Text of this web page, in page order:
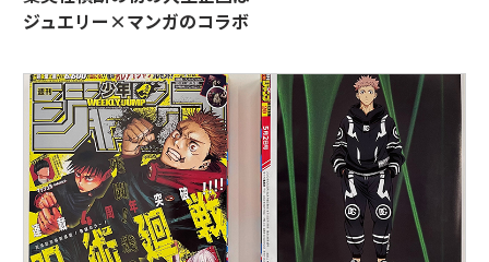
ジュエリー×マンガのコラボ